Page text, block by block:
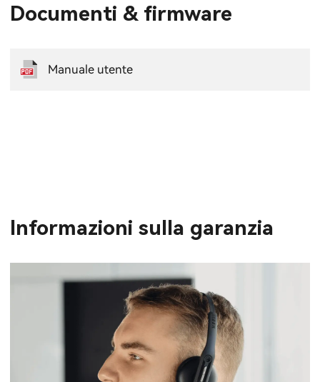
Documenti & firmware
Manuale utente
Informazioni sulla garanzia